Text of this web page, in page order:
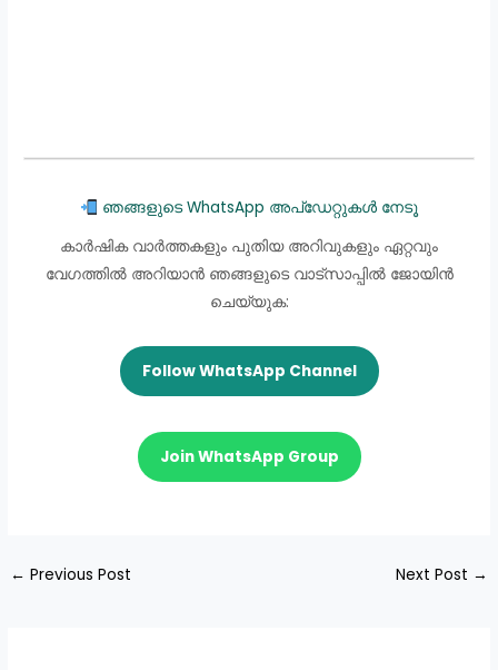
ഞങ്ങളുടെ WhatsApp അപ്ഡേറ്റുകൾ നേടൂ
കാർഷിക വാർത്തകളും പുതിയ അറിവുകളും ഏറ്റവും
വേഗത്തിൽ അറിയാൻ ഞങ്ങളുടെ വാട്സാപ്പിൽ ജോയിൻ
ചെയ്യുക:
Follow WhatsApp Channel
Join WhatsApp Group
← Previous Post Next Post →